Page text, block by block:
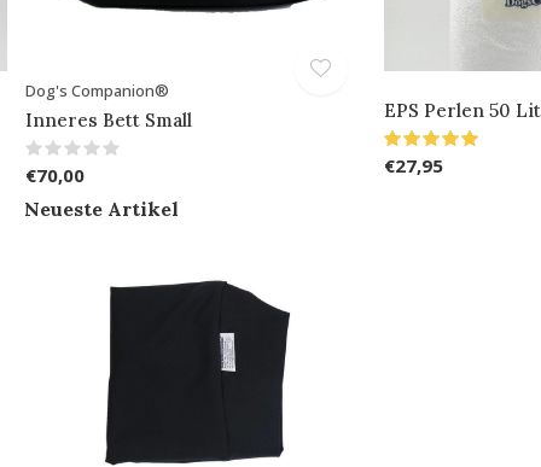
Dog's Companion®
Inneres Bett Small
€70,00
EPS Perlen 50
€27,95
Neueste Artikel